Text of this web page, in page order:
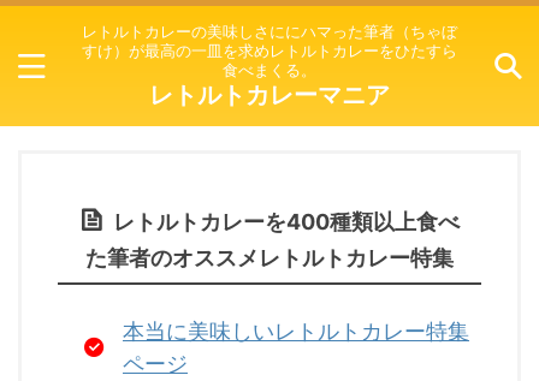
レトルトカレーの美味しさににハマった筆者（ちゃぼ
すけ）が最高の一皿を求めレトルトカレーをひたすら
食べまくる。
レトルトカレーマニア
レトルトカレーを400種類以上食べ
た筆者のオススメレトルトカレー特集
本当に美味しいレトルトカレー特集
ページ